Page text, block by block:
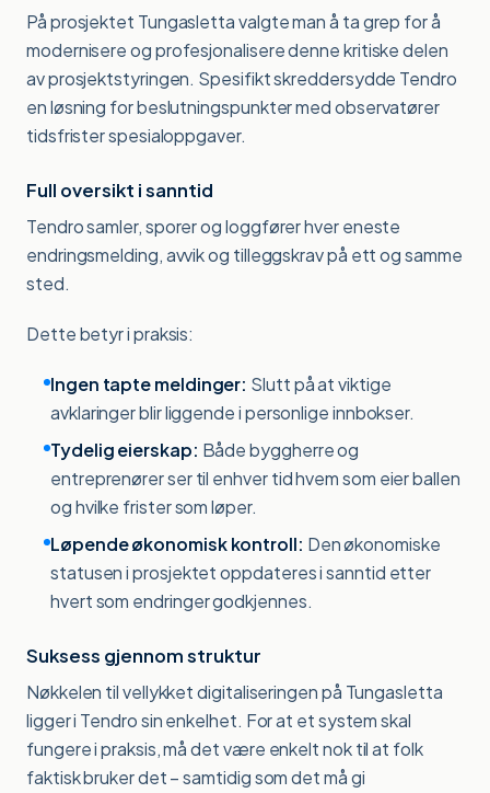
På prosjektet Tungasletta valgte man å ta grep for å
modernisere og profesjonalisere denne kritiske delen
av prosjektstyringen. Spesifikt skreddersydde Tendro
en løsning for beslutningspunkter med observatører
tidsfrister spesialoppgaver.
Full oversikt i sanntid
Tendro samler, sporer og loggfører hver eneste
endringsmelding, avvik og tilleggskrav på ett og samme
sted.
Dette betyr i praksis:
Ingen tapte meldinger: Slutt på at viktige
avklaringer blir liggende i personlige innbokser.
Tydelig eierskap: Både byggherre og
entreprenører ser til enhver tid hvem som eier ballen
og hvilke frister som løper.
Løpende økonomisk kontroll: Den økonomiske
statusen i prosjektet oppdateres i sanntid etter
hvert som endringer godkjennes.
Suksess gjennom struktur
Nøkkelen til vellykket digitaliseringen på Tungasletta
ligger i Tendro sin enkelhet. For at et system skal
fungere i praksis, må det være enkelt nok til at folk
faktisk bruker det – samtidig som det må gi